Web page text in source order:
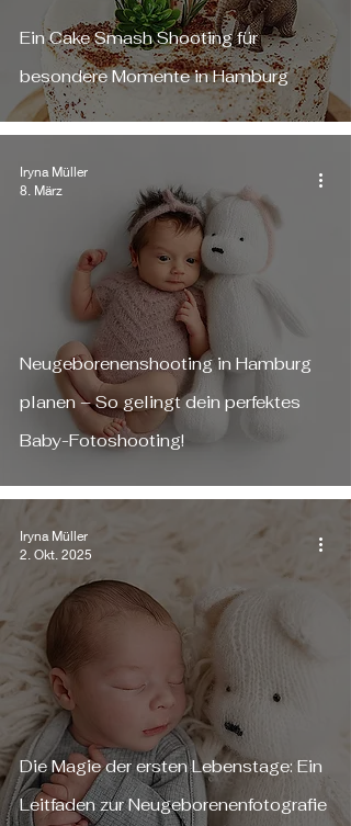
Ein Cake Smash Shooting für
besondere Momente in Hamburg
Neugeborenenshooting in Hamburg
planen – So gelingt dein perfektes
Baby-Fotoshooting!
Iryna Müller
8. März
Die Magie der ersten Lebenstage: Ein
Leitfaden zur Neugeborenenfotografie
Iryna Müller
2. Okt. 2025